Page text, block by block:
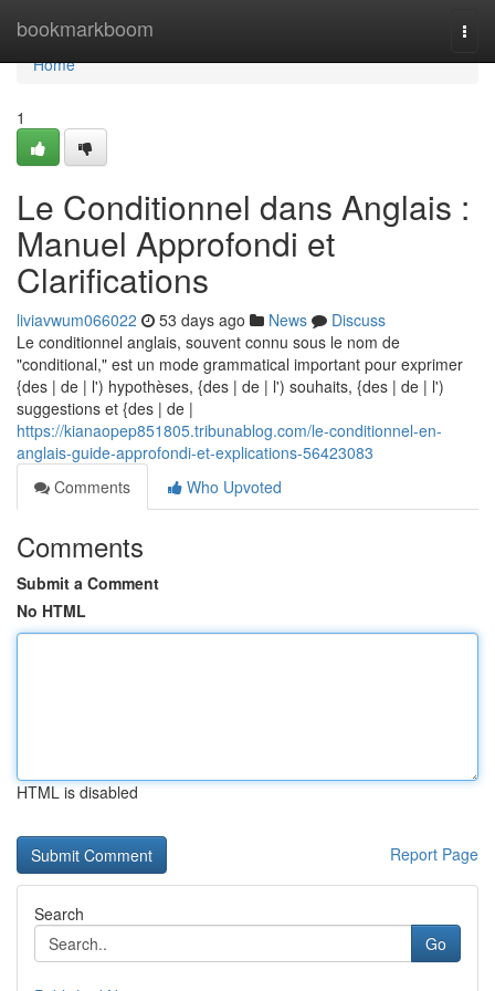
bookmarkboom
Home
Home
1
Le Conditionnel dans Anglais :
Manuel Approfondi et
Clarifications
liviavwum066022 53 days ago News
Discuss
Le conditionnel anglais, souvent connu sous le nom de
"conditional," est un mode grammatical important pour exprimer
{des | de | l') hypothèses, {des | de | l') souhaits, {des | de | l')
suggestions et {des | de |
https://kianaopep851805.tribunablog.com/le-conditionnel-en-
anglais-guide-approfondi-et-explications-56423083
Comments
Who Upvoted
Comments
Submit a Comment
No HTML
HTML is disabled
Report Page
Search
Go